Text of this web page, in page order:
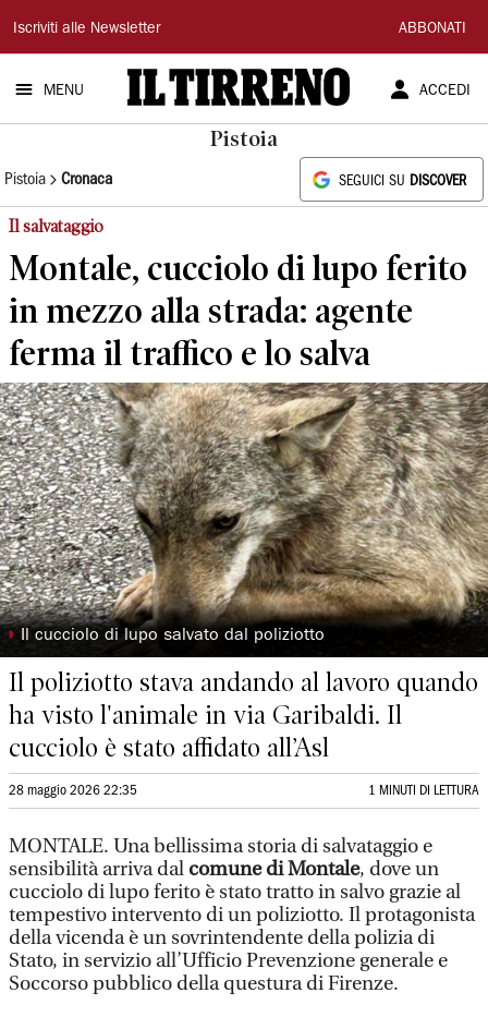
Il
Tirreno
Iscriviti alle Newsletter ABBONATI
MENU ACCEDI
Pistoia
Pistoia Cronaca SEGUICI SU DISCOVER
Il salvataggio
Montale, cucciolo di lupo ferito
in mezzo alla strada: agente
ferma il traffico e lo salva
◗ Il cucciolo di lupo salvato dal poliziotto
Il poliziotto stava andando al lavoro quando
ha visto l'animale in via Garibaldi. Il
cucciolo è stato affidato all’Asl
28 maggio 2026 22:35 1 MINUTI DI LETTURA
MONTALE. Una bellissima storia di salvataggio e
sensibilità arriva dal comune di Montale, dove un
cucciolo di lupo ferito è stato tratto in salvo grazie al
tempestivo intervento di un poliziotto. Il protagonista
della vicenda è un sovrintendente della polizia di
Stato, in servizio all’Ufficio Prevenzione generale e
Soccorso pubblico della questura di Firenze.